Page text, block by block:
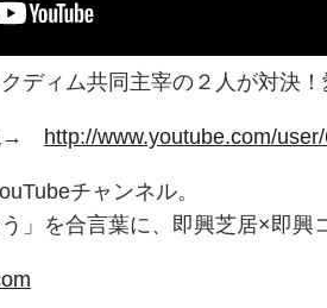
ディム共同主宰の２人が対決
→ http://www.youtube.com/
チャンネル。
」を合言葉に、即興芝居×即興